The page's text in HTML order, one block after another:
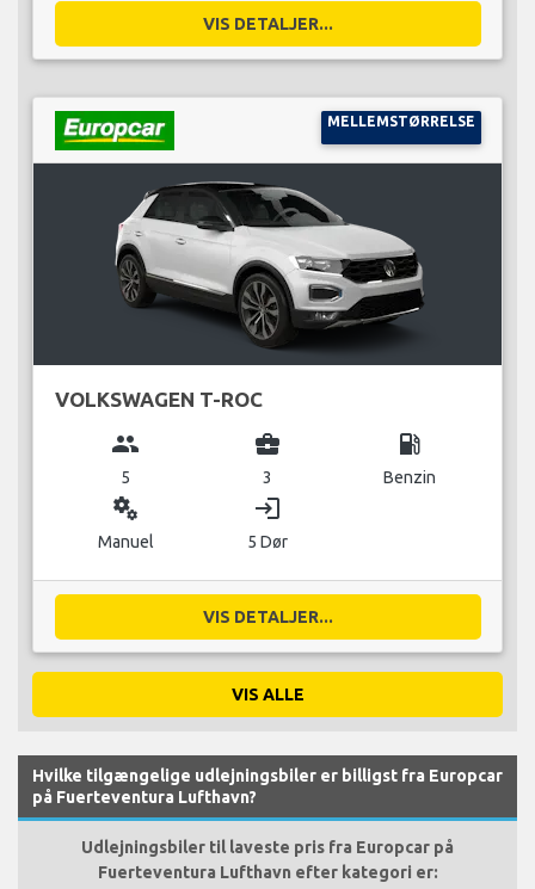
VIS DETALJER...
MELLEMSTØRRELSE
VOLKSWAGEN T-ROC
group
5
business_center
3
local_gas_station
Benzin
miscellaneous_services
Manuel
login
5 Dør
VIS DETALJER...
VIS ALLE
Hvilke tilgængelige udlejningsbiler er billigst fra Europcar
på Fuerteventura Lufthavn?
Udlejningsbiler til laveste pris fra Europcar på
Fuerteventura Lufthavn efter kategori er: